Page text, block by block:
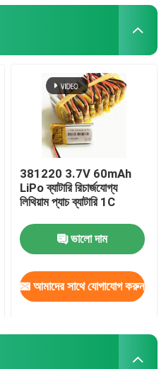
381220 3.7V 60mAh
LiPo ব্যাটারি রিচার্জযোগ্য
লিথিয়াম প্যাচ ব্যাটারি 1C
ভালো দাম
আমাদের সাথে যোগাযোগ করুন